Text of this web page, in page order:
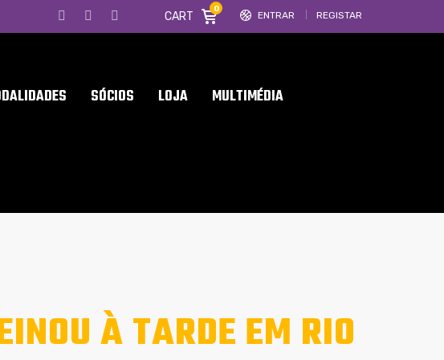
ENTRAR REGISTAR
CART
0
SÓCIOS LOJA MULTIMÉDIA
À TARDE EM RIO